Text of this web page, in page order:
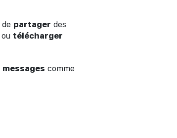
partager des
ou télécharger
messages comme